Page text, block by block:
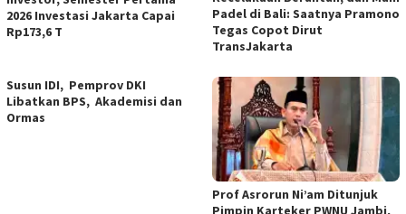
2026 Investasi Jakarta Capai
Rp173,6 T
Padel di Bali: Saatnya Pramono
Tegas Copot Dirut
TransJakarta
Susun IDI, Pemprov DKI
Libatkan BPS, Akademisi dan
Ormas
Prof Asrorun Ni’am Ditunjuk
Pimpin Karteker PWNU Jambi,